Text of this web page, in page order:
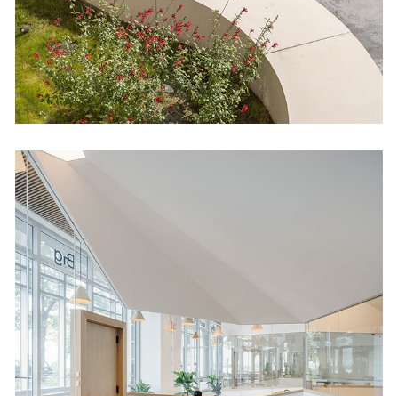
Big and Tiny NYC
Cultural